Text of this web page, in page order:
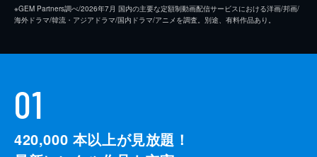
※GEM Partners調べ/2026年7⽉ 国内の主要な定額制動画配信サービスにおける洋画/邦画/
海外ドラマ/韓流・アジアドラマ/国内ドラマ/アニメを調査。別途、有料作品あり。
01
420,000 本以上が見放題！